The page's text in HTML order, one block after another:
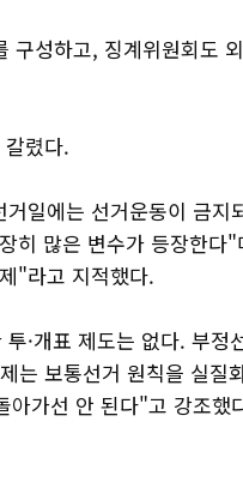
구성하고, 징계위원회도
렸다.
일에는 선거운동이 금지
히 많은 변수가 등장한다
"라고 지적했다.
·개표 제도는 없다. 부정
는 보통선거 원칙을 실질
아가선 안 된다"고 강조했